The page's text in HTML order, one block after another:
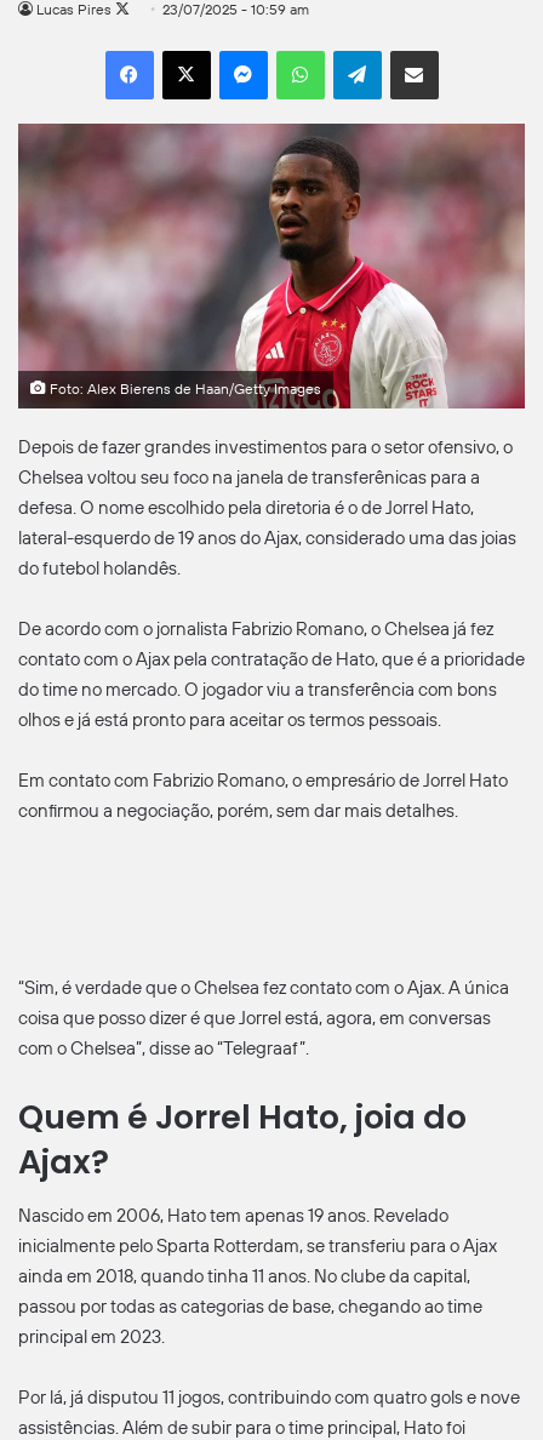
Lucas Pires
Follow
X
23/07/2025 - 10:59 am
Facebook
X MessengerWhatsAppTelegramCompartilhar por e-mail
Foto: Alex Bierens de Haan/Getty Images
Depois de fazer grandes investimentos para o setor ofensivo, o
Chelsea voltou seu foco na janela de transferênicas para a
defesa. O nome escolhido pela diretoria é o de Jorrel Hato,
lateral-esquerdo de 19 anos do Ajax, considerado uma das joias
do futebol holandês.
De acordo com o jornalista Fabrizio Romano, o Chelsea já fez
contato com o Ajax pela contratação de Hato, que é a prioridade
do time no mercado. O jogador viu a transferência com bons
olhos e já está pronto para aceitar os termos pessoais.
Em contato com Fabrizio Romano, o empresário de Jorrel Hato
confirmou a negociação, porém, sem dar mais detalhes.
“Sim, é verdade que o Chelsea fez contato com o Ajax. A única
coisa que posso dizer é que Jorrel está, agora, em conversas
com o Chelsea”, disse ao “Telegraaf”.
Quem é Jorrel Hato, joia do
Ajax?
Nascido em 2006, Hato tem apenas 19 anos. Revelado
inicialmente pelo Sparta Rotterdam, se transferiu para o Ajax
ainda em 2018, quando tinha 11 anos. No clube da capital,
passou por todas as categorias de base, chegando ao time
principal em 2023.
Por lá, já disputou 11 jogos, contribuindo com quatro gols e nove
assistências. Além de subir para o time principal, Hato foi